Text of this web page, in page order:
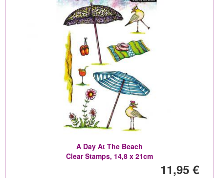
A Day At The Beach
Clear Stamps, 14,8 x 21cm
11,95 €